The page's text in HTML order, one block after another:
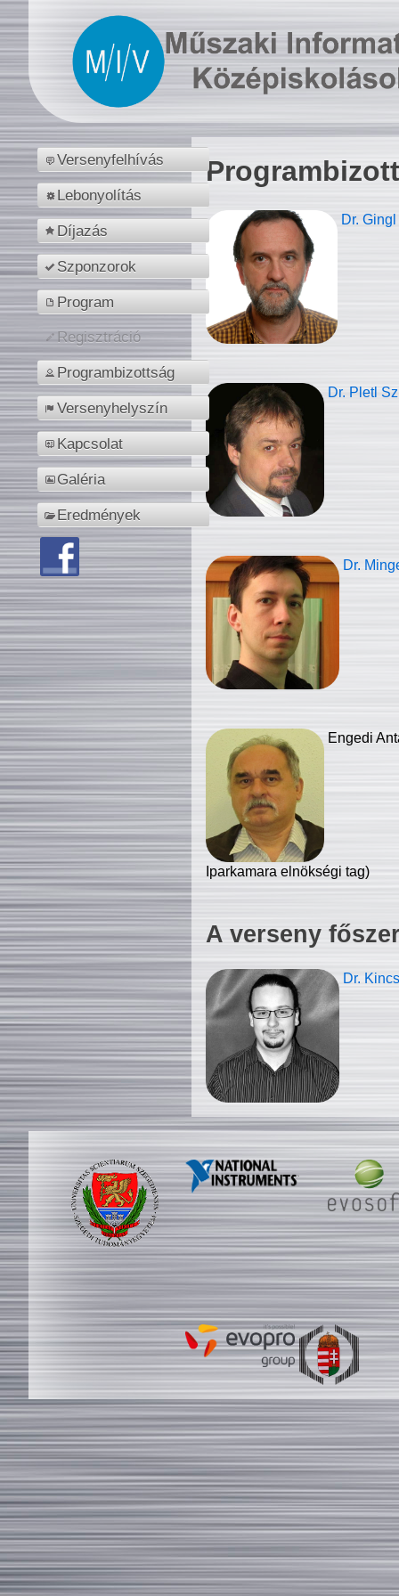
Versenyfelhívás
Lebonyolítás
Díjazás
Szponzorok
Program
Regisztráció
Programbizottság
Versenyhelyszín
Kapcsolat
Galéria
Eredmények
Dr.
Dr. Pletl
Dr.
Engedi
Iparkamara elnökségi tag)
A verseny
Dr.